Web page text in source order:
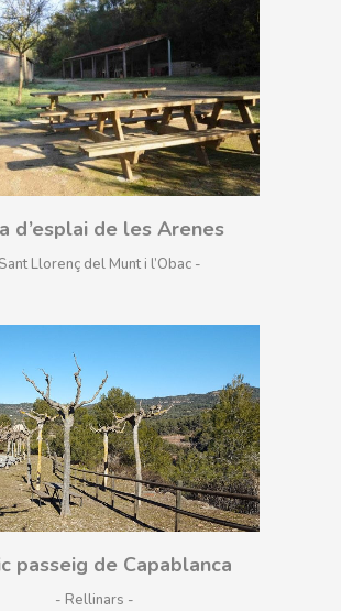
d’esplai de les Arenes
Llorenç del Munt i l’Obac
passeig de Capablanca
- Rellinars